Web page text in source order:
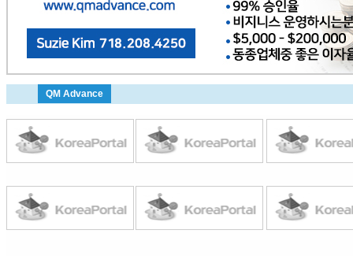
QM Advance